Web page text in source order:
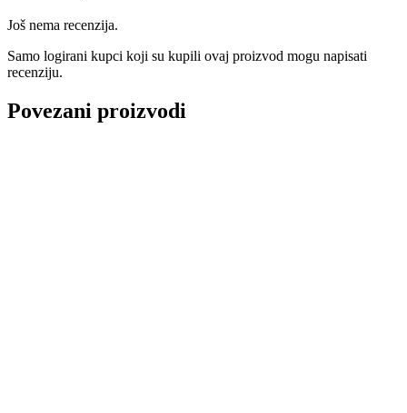
Još nema recenzija.
Samo logirani kupci koji su kupili ovaj proizvod mogu napisati
recenziju.
Povezani proizvodi